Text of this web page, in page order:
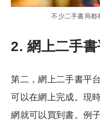
不少二手書局都
2. 網上二手書
第二，網上二手書平
可以在網上完成。現
網就可以買到書。例